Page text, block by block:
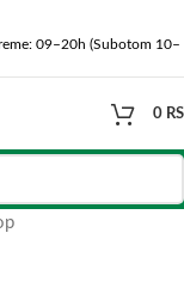
09–20h (Subotom 10–
0